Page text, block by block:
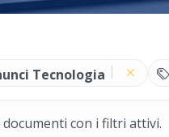
Tecnologia
con i filtri attivi.